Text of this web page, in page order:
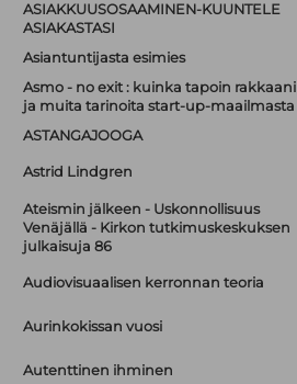
ASIAKKUUSOSAAMINEN-KUUNTELE
ASIAKASTASI
Asiantuntijasta esimies
Asmo - no exit : kuinka tapoin rakkaani
ja muita tarinoita start-up-maailmasta
ASTANGAJOOGA
Astrid Lindgren
Ateismin jälkeen - Uskonnollisuus
Venäjällä - Kirkon tutkimuskeskuksen
julkaisuja 86
Audiovisuaalisen kerronnan teoria
Aurinkokissan vuosi
Autenttinen ihminen